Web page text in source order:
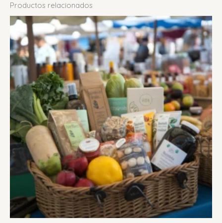
Productos relacionados